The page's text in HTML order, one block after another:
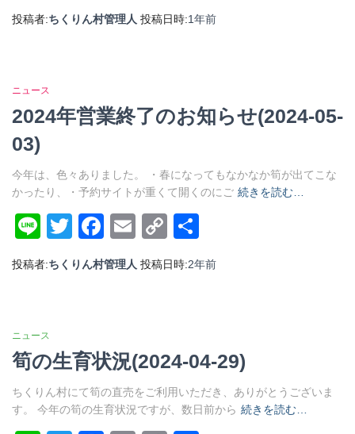
Link
有
投稿者:ちくりん村管理人 投稿日時:1年前
ニュース
2024年営業終了のお知らせ(2024-05-
03)
今年は、色々ありました。 ・春になってもなかなか筍が出てこな
かったり、・予約サイトが重くて開くのにご 続きを読む…
LineTwitterFacebook
EmailCopy
Link
有
投稿者:ちくりん村管理人 投稿日時:2年前
ニュース
筍の生育状況(2024-04-29)
ちくりん村にて筍の直売をご利用いただき、ありがとうございま
す。 今年の筍の生育状況ですが、数日前から 続きを読む…